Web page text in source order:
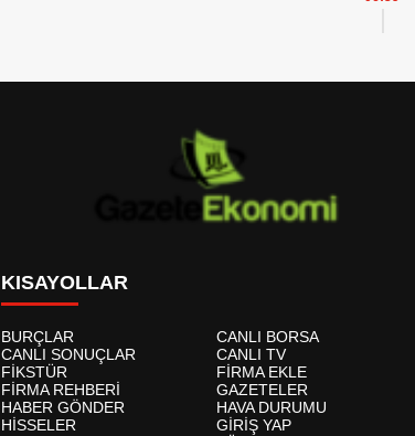
KISAYOLLAR
BURÇLAR
CANLI BORSA
CANLI SONUÇLAR
CANLI TV
FİKSTÜR
FİRMA EKLE
FİRMA REHBERİ
GAZETELER
HABER GÖNDER
HAVA DURUMU
HİSSELER
GİRİŞ YAP